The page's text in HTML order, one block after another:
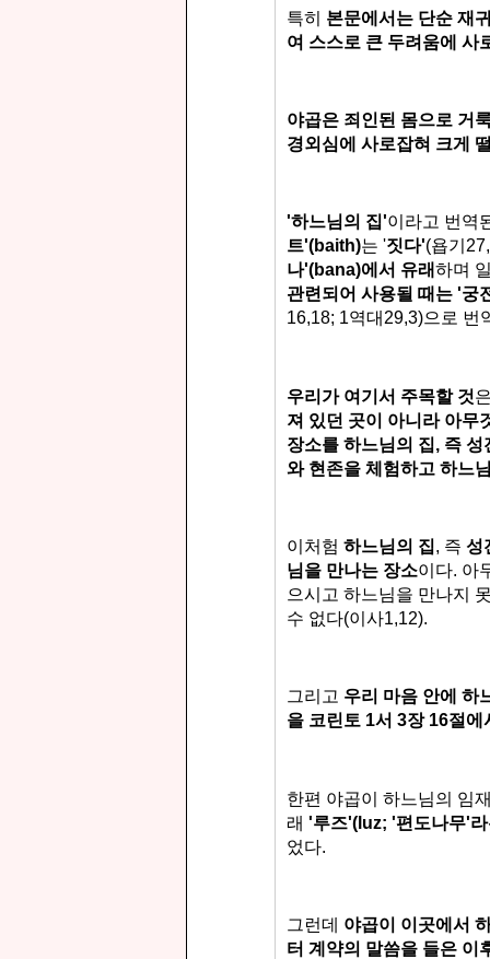
특히 본문에서는 단순 재
여 스스로 큰 두려움에 사
야곱은 죄인된 몸으로 거
경외심에 사로잡혀 크게
'하느님의 집'이라고 번역
트'(baith)는 '짓다'(욥기
나'(bana)에서 유래하며
관련되어 사용될 때는 '궁
16,18; 1역대29,3)으로 번
우리가 여기서 주목할 것
져 있던 곳이 아니라 아무
장소를 하느님의 집, 즉
와 현존을 체험하고 하느
이처험 하느님의 집, 즉 성
님을 만나는 장소이다. 아
으시고 하느님을 만나지
수 없다(이사1,12).
그리고 우리 마음 안에 하
을 코린토 1서 3장 16절
한편 야곱이 하느님의 임
래 '루즈'(luz; '편도나무'
었다.
그런데 야곱이 이곳에서
터 계약의 말씀을 들은 이